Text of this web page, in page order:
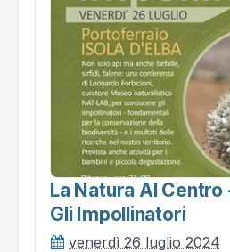
La Natura Al
Gli Impollinatori
venerdì 26 luglio 2024